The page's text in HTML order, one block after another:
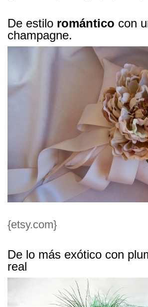
De estilo romántico con
champagne.
{etsy.com}
De lo más exótico con
real